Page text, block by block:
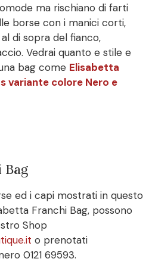
ma rischiano di farti
borse con i manici corti,
di sopra del fianco,
Vedrai quanto e stile e
bag come Elisabetta
variante colore Nero e
Bag
ed i capi mostrati in questo
Franchi Bag, possono
Shop
o prenotati
0121 69593.